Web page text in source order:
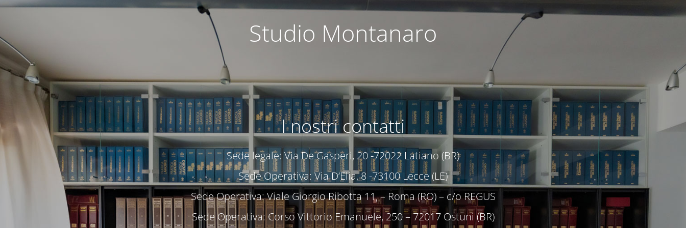
Studio Montanaro
I nostri contatti
Sede legale: Via De Gasperi, 20 -72022 Latiano (BR)
Sede Operativa: Via D’Elia, 8 -73100 Lecce (LE)
Sede Operativa: Viale Giorgio Ribotta 11, – Roma (RO) – c/o REGUS
Sede Operativa: Corso Vittorio Emanuele, 250 – 72017 Ostuni (BR)